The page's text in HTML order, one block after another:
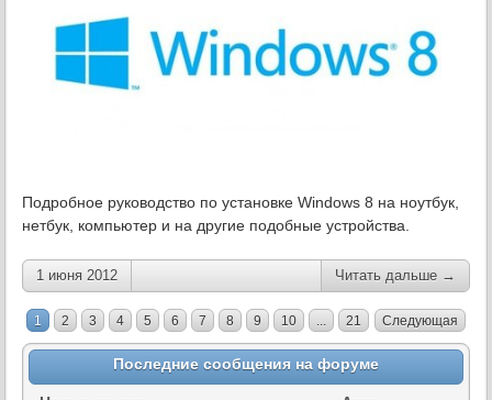
Подробное руководство по установке Windows 8 на ноутбук,
нетбук, компьютер и на другие подобные устройства.
1 июня 2012 Читать дальше →
1 2 3 4 5 6 7 8 9 10 ... 21 Следующая
Последние сообщения на форуме